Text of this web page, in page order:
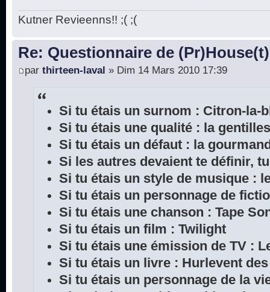
Kutner Revieenns!! ;( ;(
Re: Questionnaire de (Pr)House(t)
par thirteen-laval » Dim 14 Mars 2010 17:39
Si tu étais un surnom : Citron-la-
Si tu étais une qualité : la
Si tu étais un défaut : la
Si les autres devaient te définir,
Si tu étais un style de musique :
Si tu étais un personnage de
Si tu étais une chanson : Tape
Si tu étais un film : Twilight
Si tu étais une émission de TV :
Si tu étais un livre : Hurlevent
Si tu étais un personnage de la